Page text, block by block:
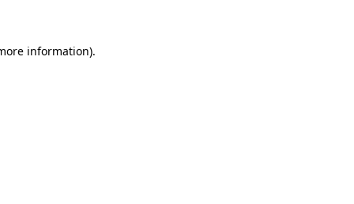
information).